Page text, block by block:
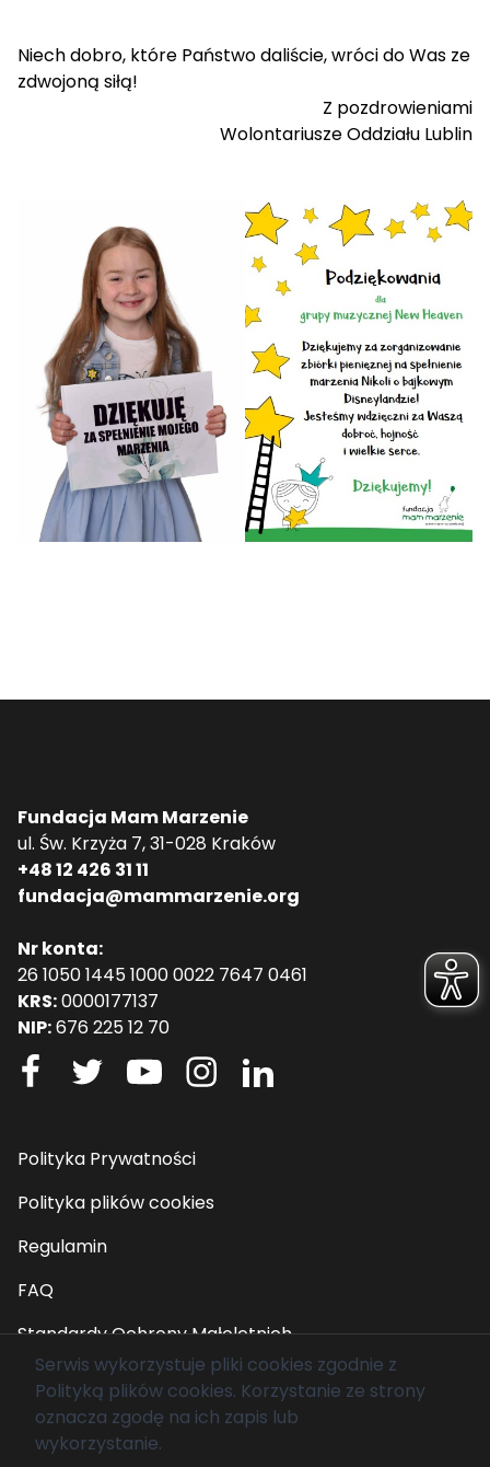
Niech dobro, które Państwo daliście, wróci do Was ze
zdwojoną siłą!
Z pozdrowieniami
Wolontariusze Oddziału Lublin
Fundacja Mam Marzenie
ul. Św. Krzyża 7, 31-028 Kraków
+48 12 426 31 11
fundacja@mammarzenie.org
Nr konta:
26 1050 1445 1000 0022 7647 0461
KRS:0000177137
NIP:676 225 12 70
Polityka Prywatności
Polityka plików cookies
Regulamin
FAQ
Standardy Ochrony Małoletnich
© 2026 Fundacja Mam Marzenie. Wszelkie prawa
zastrzeżone.
Serwis wykorzystuje pliki cookies zgodnie z
Polityką plików cookies. Korzystanie ze strony
oznacza zgodę na ich zapis lub
wykorzystanie.